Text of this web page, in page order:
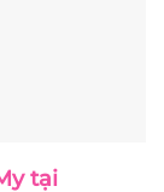
tại